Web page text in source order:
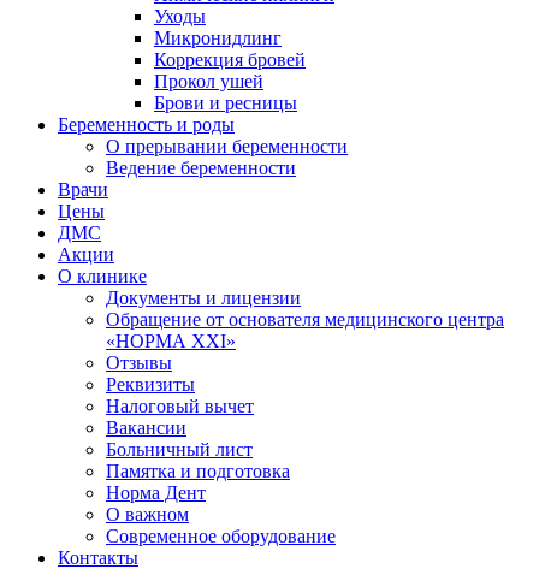
Уходы
Микронидлинг
Коррекция бровей
Прокол ушей
Брови и ресницы
Беременность и роды
О прерывании беременности
Ведение беременности
Врачи
Цены
ДМС
Акции
О клинике
Документы и лицензии
Обращение от основателя медицинского центра
«НОРМА ХХI»
Отзывы
Реквизиты
Налоговый вычет
Вакансии
Больничный лист
Памятка и подготовка
Норма Дент
О важном
Современное оборудование
Контакты